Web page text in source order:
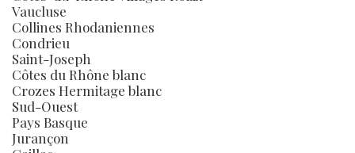
Vaucluse
Collines Rhodaniennes
Condrieu
Saint-Joseph
Côtes du Rhône blanc
Crozes Hermitage blanc
Sud-Ouest
Pays Basque
Jurançon